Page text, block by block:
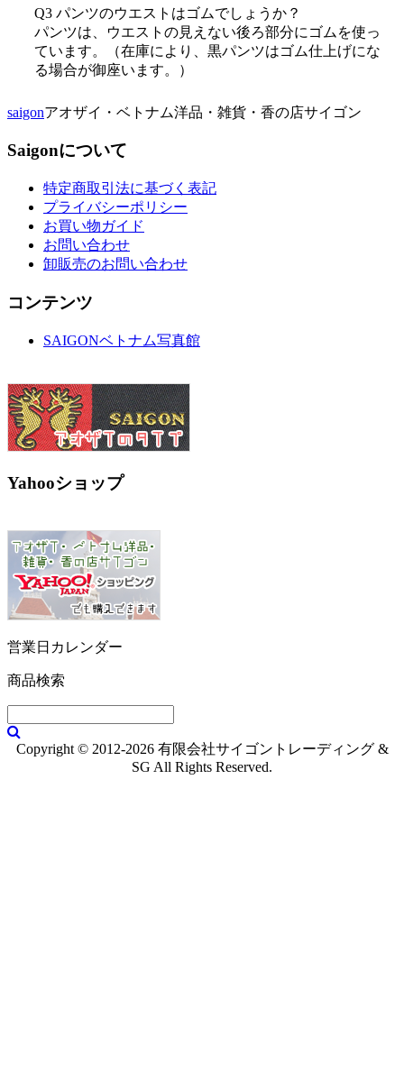
Q3 パンツのウエストはゴムでしょうか？
パンツは、ウエストの見えない後ろ部分にゴムを使っ
ています。（在庫により、黒パンツはゴム仕上げにな
る場合が御座います。）
saigonアオザイ・ベトナム洋品・雑貨・香の店サイゴン
Saigonについて
特定商取引法に基づく表記
プライバシーポリシー
お買い物ガイド
お問い合わせ
卸販売のお問い合わせ
コンテンツ
SAIGONベトナム写真館
Yahooショップ
営業日カレンダー
商品検索
Copyright © 2012-2026 有限会社サイゴントレーディング &
SG All Rights Reserved.